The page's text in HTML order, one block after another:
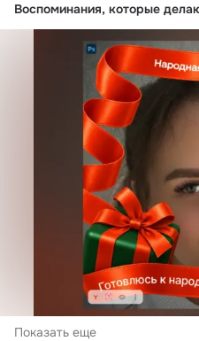
Воспоминания, которые
Показать еще